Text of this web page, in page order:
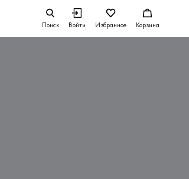
Поиск Войти Избранное Корзина